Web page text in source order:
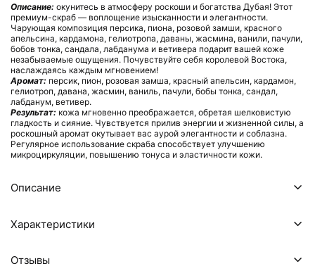
Описание: окунитесь в атмосферу роскоши и богатства Дубая! Этот
премиум-скраб — воплощение изысканности и элегантности.
Чарующая композиция персика, пиона, розовой замши, красного
апельсина, кардамона, гелиотропа, даваны, жасмина, ванили, пачули,
бобов тонка, сандала, лабданума и ветивера подарит вашей коже
незабываемые ощущения. Почувствуйте себя королевой Востока,
наслаждаясь каждым мгновением!
Аромат: персик, пион, розовая замша, красный апельсин, кардамон,
гелиотроп, давана, жасмин, ваниль, пачули, бобы тонка, сандал,
лабданум, ветивер.
Результат: кожа мгновенно преображается, обретая шелковистую
гладкость и сияние. Чувствуется прилив энергии и жизненной силы, а
роскошный аромат окутывает вас аурой элегантности и соблазна.
Регулярное использование скраба способствует улучшению
микроциркуляции, повышению тонуса и эластичности кожи.
Описание
Характеристики
Отзывы